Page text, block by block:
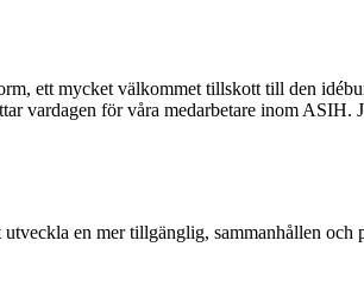
ett mycket välkommet tillskott till den
vardagen för våra medarbetare inom
en mer tillgänglig, sammanhållen